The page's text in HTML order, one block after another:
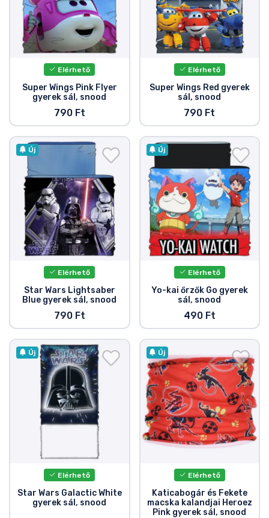
Elérhető
Super Wings Pink Flyer
gyerek sál, snood
790 Ft
Elérhető
Super Wings Red gyerek
sál, snood
790 Ft
Új
Elérhető
Star Wars Lightsaber
Blue gyerek sál, snood
790 Ft
Új
Elérhető
Yo-kai őrzők Go gyerek
sál, snood
490 Ft
Új
Elérhető
Star Wars Galactic White
gyerek sál, snood
Új
Elérhető
Katicabogár és Fekete
macska kalandjai Heroez
Pink gyerek sál, snood